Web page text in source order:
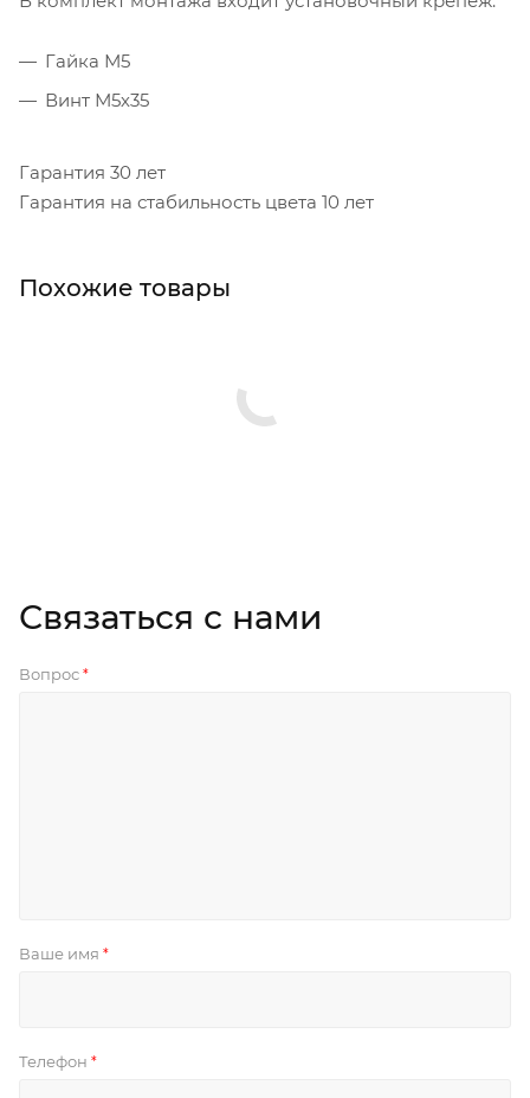
Гайка М5
Винт М5х35
Гарантия 30 лет
Гарантия на стабильность цвета 10 лет
Похожие товары
Связаться с нами
Вопрос *
Ваше имя *
Телефон *